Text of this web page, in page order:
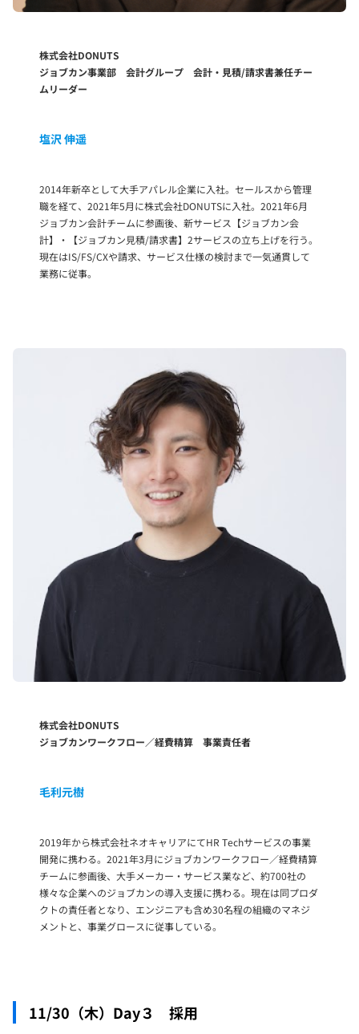
株式会社DONUTS
ジョブカン事業部 会計グループ 会計・見積/請求書兼任チー
ムリーダー
塩沢 伸遥
2014年新卒として大手アパレル企業に入社。セールスから管理
職を経て、2021年5月に株式会社DONUTSに入社。2021年6月
ジョブカン会計チームに参画後、新サービス【ジョブカン会
計】・【ジョブカン見積/請求書】2サービスの立ち上げを行う。
現在はIS/FS/CXや請求、サービス仕様の検討まで一気通貫して
業務に従事。
株式会社DONUTS
ジョブカンワークフロー／経費精算 事業責任者
毛利元樹
2019年から株式会社ネオキャリアにてHR Techサービスの事業
開発に携わる。2021年3月にジョブカンワークフロー／経費精算
チームに参画後、大手メーカー・サービス業など、約700社の
様々な企業へのジョブカンの導入支援に携わる。現在は同プロダ
クトの責任者となり、エンジニアも含め30名程の組織のマネジ
メントと、事業グロースに従事している。
11/30（木）Day３ 採用